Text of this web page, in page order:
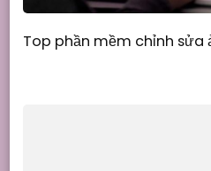
Top phần mềm chỉnh sửa